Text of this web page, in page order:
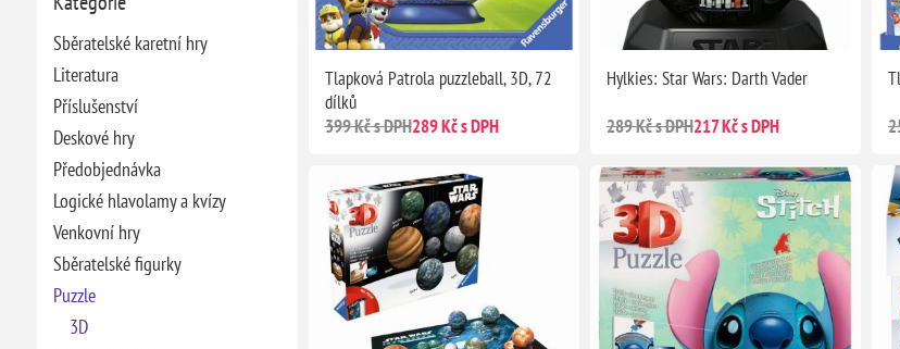
Sběratelské karetní hry
Literatura
Příslušenství
Deskové hry
Předobjednávka
Logické hlavolamy a kvízy
Venkovní hry
Sběratelské figurky
Puzzle
3D
Tlapková Patrola puzzleball, 3D, 72
dílků
399 Kč s DPH289 Kč s DPH
Hylkies: Star Wars: Darth Vader
289 Kč s DPH217 Kč s DPH